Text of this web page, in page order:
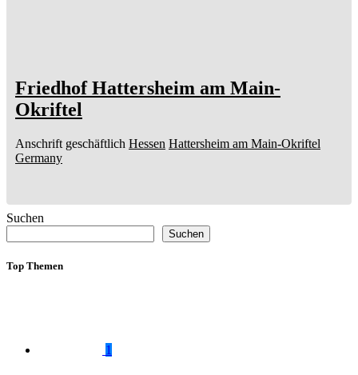
Friedhof Hattersheim am Main-
Okriftel
Anschrift geschäftlich Hessen Hattersheim am Main-Okriftel
Germany
Suchen
Suchen
Top Themen
1